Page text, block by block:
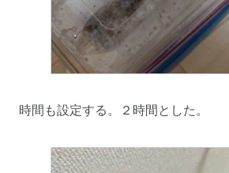
時間も設定する。２時間とした。